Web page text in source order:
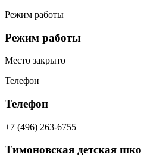
Режим работы
Режим работы
Место закрыто
Телефон
Телефон
+7 (496) 263-6755
Тимоновская детская